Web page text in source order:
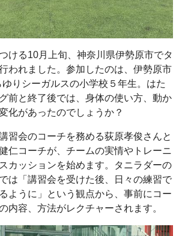
ける10月上旬、神奈川県伊勢原市でタ
われました。参加したのは、伊勢原市
りシーガルスの小学校５年生。はた
前と終了後では、身体の使い方、動か
化があったのでしょうか？
習会のコーチを務める荻原孝俊さんと
仁コーチが、チームの実情やトレーニ
カッションを始めます。タニラダーの
は「講習会を受けた後、日々の練習で
ように」という観点から、事前にコー
内容、方法がレクチャーされます。